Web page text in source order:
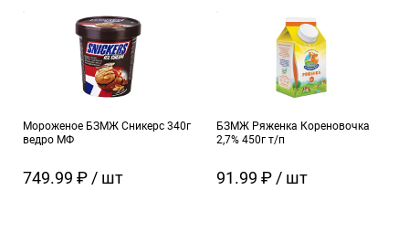
Мороженое БЗМЖ Сникерс 340г
ведро МФ
749.99 ₽ / шт
БЗМЖ Ряженка Кореновочка
2,7% 450г т/п
91.99 ₽ / шт